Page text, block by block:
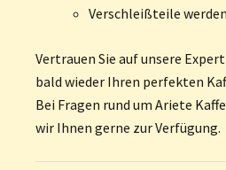
Verschleißteile
Vertrauen Sie auf unsere
bald wieder Ihren perfekten
Bei Fragen rund um Ariete
wir Ihnen gerne zur Verfügung.